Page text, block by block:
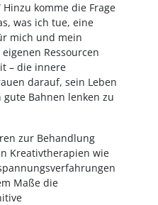
Hinzu komme die Frage
was ich tue, eine
mich und mein
Ressourcen
– die innere
darauf, sein Leben
Bahnen lenken zu
zur Behandlung
Kreativtherapien wie
Maße die